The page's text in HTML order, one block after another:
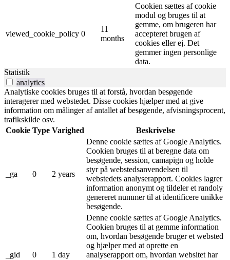
viewed_cookie_policy 0
11
months
Cookien sættes af cookie
modul og bruges til at
gemme, om brugeren har
accepteret brugen af ​​
cookies eller ej. Det
gemmer ingen personlige
data.
Statistik
analytics
Analytiske cookies bruges til at forstå, hvordan besøgende
interagerer med webstedet. Disse cookies hjælper med at give
information om målinger af antallet af besøgende, afvisningsprocent,
trafikskilde osv.
Cookie Type Varighed Beskrivelse
_ga 0 2 years
Denne cookie sættes af Google Analytics.
Cookien bruges til at beregne data om
besøgende, session, camapign og holde
styr på webstedsanvendelsen til
webstedets analyserapport. Cookies lagrer
information anonymt og tildeler et randoly
genereret nummer til at identificere unikke
besøgende.
_gid 0 1 day
Denne cookie sættes af Google Analytics.
Cookien bruges til at gemme information
om, hvordan besøgende bruger et websted
og hjælper med at oprette en
analyserapport om, hvordan websitet har